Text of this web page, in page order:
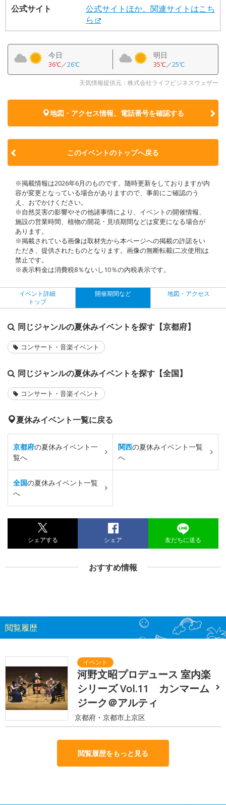
公式サイト
公式サイトほか、関連サイトはこち
ら
今日
36℃／26℃
明日
35℃／25℃
天気情報提供元：株式会社ライフビジネスウェザー
地図・アクセス情報、電話番号を確認する
このイベントのトップへ戻る
※掲載情報は2026年6月のものです。随時更新をしておりますが内
容が変更となっている場合がありますので、事前にご確認のう
え、おでかけください。
※自然災害の影響やその他諸事情により、イベントの開催情報、
施設の営業時間、植物の開花・見頃期間などは変更になる場合が
あります。
※掲載されている画像は取材先から本ページへの掲載の許諾をい
ただき、提供されたものとなります。画像の無断転載(二次使用)は
禁止です。
※表示料金は消費税8％ないし10％の内税表示です。
イベント詳細
トップ
開催期間など 地図・アクセス
同じジャンルの夏休みイベントを探す【京都府】
コンサート・音楽イベント
同じジャンルの夏休みイベントを探す【全国】
コンサート・音楽イベント
夏休みイベント一覧に戻る
京都府の夏休みイベント一
覧へ
関西の夏休みイベント一覧
へ
全国の夏休みイベント一覧
へ
シェアする シェア 友だちに送る
おすすめ情報
閲覧履歴
河野文昭プロデュース 室内楽
シリーズ Vol.11 カンマーム
ジーク＠アルティ
京都府・京都市上京区
閲覧履歴をもっと見る